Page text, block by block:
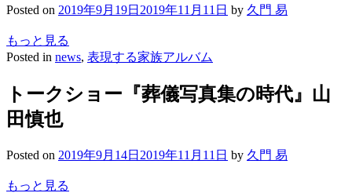
Posted on 2019年9月19日 2019年11月11日 by 久門 易
もっと見る
Posted in news, 表現する家族アルバム
トークショー『葬儀写真集の時代』山
田慎也
Posted on 2019年9月14日 2019年11月11日 by 久門 易
もっと見る